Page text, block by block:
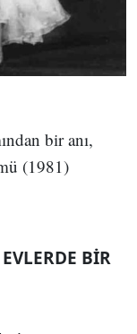
bir anı,
(1981)
BİR